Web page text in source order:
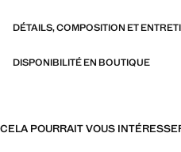
DÉTAILS, COMPOSITION ET
DISPONIBILITÉ EN BOUTIQUE
CELA POURRAIT VOUS